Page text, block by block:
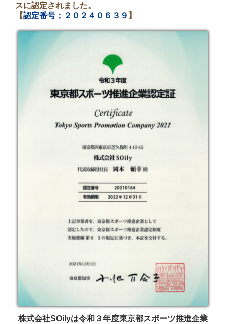
スに認定されました。
【認定番号；２０２４０６３９ 】
株式会社SOilyは令和３年度東京都スポーツ推進企業